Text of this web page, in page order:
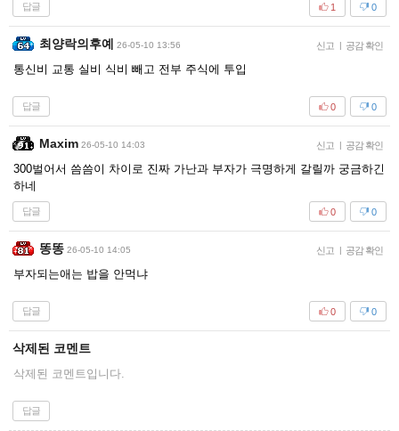
답글 0
1
최양락의후예 26-05-10 13:56 신고 | 공감 확인
통신비 교통 실비 식비 빼고 전부 주식에 투입
답글 0
0
Maxim 26-05-10 14:03 신고 | 공감 확인
300벌어서 씀씀이 차이로 진짜 가난과 부자가 극명하게 갈릴까 궁금하긴
하네
답글 0
0
똥똥 26-05-10 14:05 신고 | 공감 확인
부자되는애는 밥을 안먹냐
답글 0
0
삭제된 코멘트
삭제된 코멘트입니다.
답글